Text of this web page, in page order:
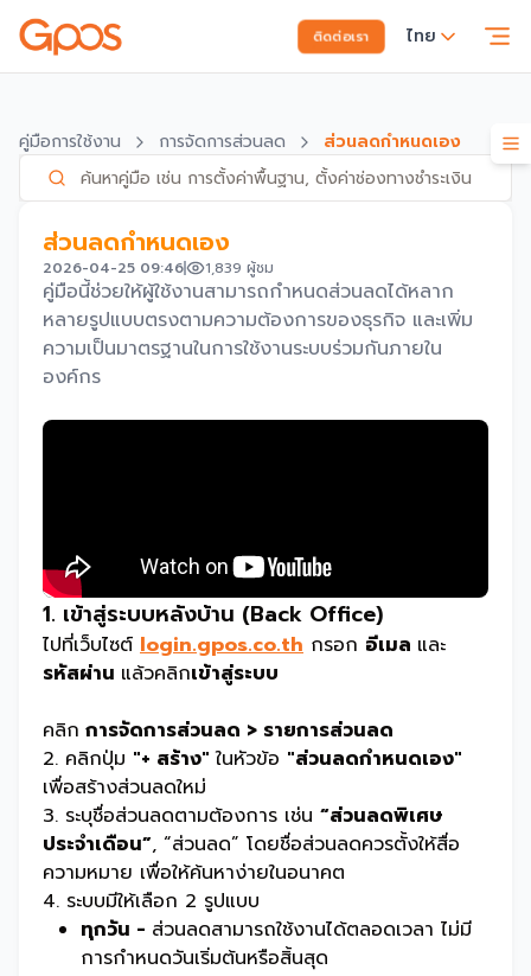
ติดต่อเรา ไทย
คู่มือการใช้งาน การจัดการส่วนลด ส่วนลดกำหนดเอง
ส่วนลดกำหนดเอง
2026-04-25 09:46 1,839 ผู้ชม
คู่มือนี้ช่วยให้ผู้ใช้งานสามารถกำหนดส่วนลดได้หลาก
หลายรูปแบบตรงตามความต้องการของธุรกิจ และเพิ่ม
ความเป็นมาตรฐานในการใช้งานระบบร่วมกันภายใน
องค์กร
1. เข้าสู่ระบบหลังบ้าน (Back Office)
ไปที่เว็บไซต์ login.gpos.co.th กรอก อีเมล และ
รหัสผ่าน แล้วคลิกเข้าสู่ระบบ
คลิก การจัดการส่วนลด > รายการส่วนลด
2. คลิกปุ่ม "+ สร้าง"ในหัวข้อ "ส่วนลดกำหนดเอง"
เพื่อสร้างส่วนลดใหม่
3. ระบุชื่อส่วนลดตามต้องการ เช่น “ส่วนลดพิเศษ
ประจำเดือน”, “ส่วนลด” โดยชื่อส่วนลดควรตั้งให้สื่อ
ความหมาย เพื่อให้ค้นหาง่ายในอนาคต
4. ระบบมีให้เลือก 2 รูปแบบ
ทุกวัน - ส่วนลดสามารถใช้งานได้ตลอดเวลา ไม่มี
การกำหนดวันเริ่มต้นหรือสิ้นสุด